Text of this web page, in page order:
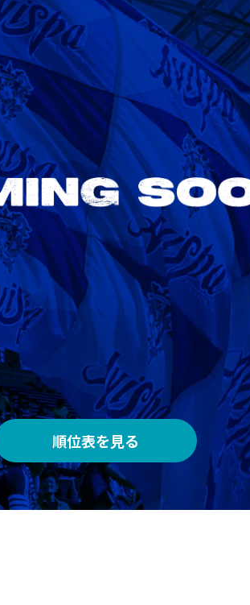
2026/27 明治安田J1リ
アビスパ福岡 vs 鹿島ア
8/22
VS
AWAY
メルカリスタジア
順位表を見る